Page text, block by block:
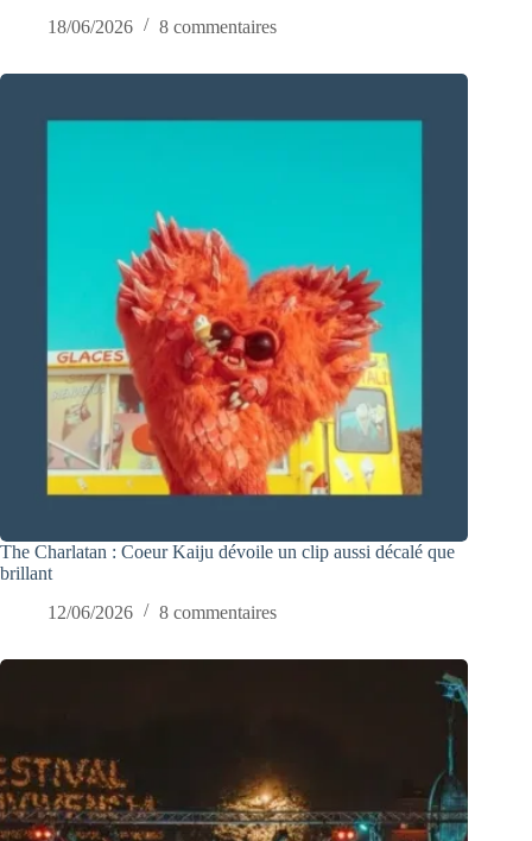
18/06/2026
8 commentaires
The Charlatan : Coeur Kaiju dévoile un clip aussi décalé que
brillant
12/06/2026
8 commentaires